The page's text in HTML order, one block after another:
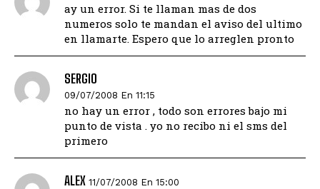
ay un error. Si te llaman mas de dos
numeros solo te mandan el aviso del ultimo
en llamarte. Espero que lo arreglen pronto
SERGIO
09/07/2008 En 11:15
no hay un error , todo son errores bajo mi
punto de vista . yo no recibo ni el sms del
primero
ALEX 11/07/2008 En 15:00